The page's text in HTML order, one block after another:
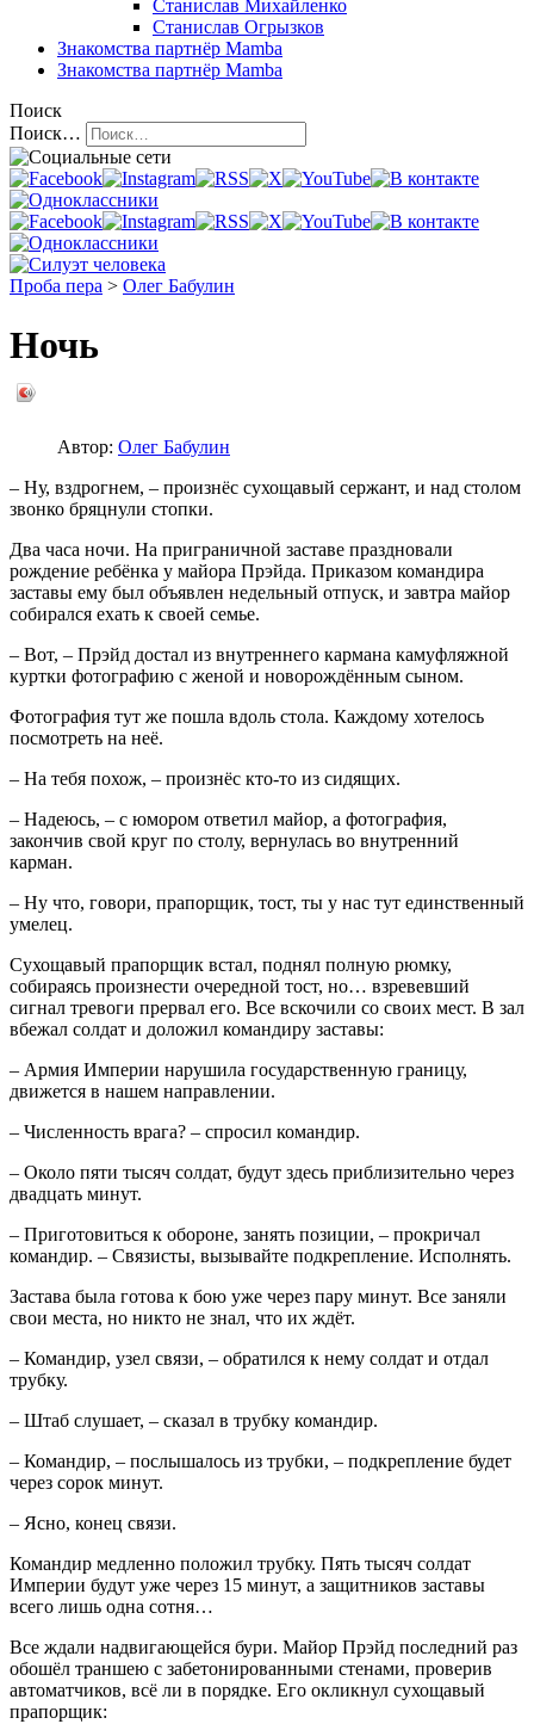
Станислав Михайленко
Станислав Огрызков
Знакомства партнёр Mamba
Знакомства партнёр Mamba
Поиск
Поиск…
Проба пера > Олег Бабулин
Ночь
Автор: Олег Бабулин
– Ну, вздрогнем, – произнёс сухощавый сержант, и над столом
звонко бряцнули стопки.
Два часа ночи. На приграничной заставе праздновали
рождение ребёнка у майора Прэйда. Приказом командира
заставы ему был объявлен недельный отпуск, и завтра майор
собирался ехать к своей семье.
– Вот, – Прэйд достал из внутреннего кармана камуфляжной
куртки фотографию с женой и новорождённым сыном.
Фотография тут же пошла вдоль стола. Каждому хотелось
посмотреть на неё.
– На тебя похож, – произнёс кто-то из сидящих.
– Надеюсь, – с юмором ответил майор, а фотография,
закончив свой круг по столу, вернулась во внутренний
карман.
– Ну что, говори, прапорщик, тост, ты у нас тут единственный
умелец.
Сухощавый прапорщик встал, поднял полную рюмку,
собираясь произнести очередной тост, но… взревевший
сигнал тревоги прервал его. Все вскочили со своих мест. В зал
вбежал солдат и доложил командиру заставы:
– Армия Империи нарушила государственную границу,
движется в нашем направлении.
– Численность врага? – спросил командир.
– Около пяти тысяч солдат, будут здесь приблизительно через
двадцать минут.
– Приготовиться к обороне, занять позиции, – прокричал
командир. – Связисты, вызывайте подкрепление. Исполнять.
Застава была готова к бою уже через пару минут. Все заняли
свои места, но никто не знал, что их ждёт.
– Командир, узел связи, – обратился к нему солдат и отдал
трубку.
– Штаб слушает, – сказал в трубку командир.
– Командир, – послышалось из трубки, – подкрепление будет
через сорок минут.
– Ясно, конец связи.
Командир медленно положил трубку. Пять тысяч солдат
Империи будут уже через 15 минут, а защитников заставы
всего лишь одна сотня…
Все ждали надвигающейся бури. Майор Прэйд последний раз
обошёл траншею с забетонированными стенами, проверив
автоматчиков, всё ли в порядке. Его окликнул сухощавый
прапорщик: